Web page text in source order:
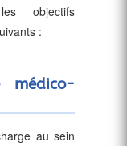
objectifs
:
médico-
au sein